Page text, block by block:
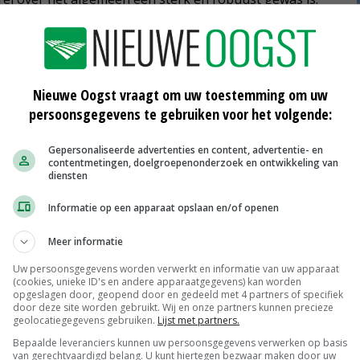
Telers moeten zich de komende jaren vooral
snel een uniform gewas hebt, kom je sneller richting
dit jaar voorgedaan in het Zuidwesten. De slechte
bij de kieming en de opkomst. Op veel
gezorgd en dat geeft meestal lagere
land zijn er minder problemen. In deze teeltgebieden
Noordoost-Nederland hebben telers wel te maken
Over het geheel genomen heeft Sensus de
Nieuwe Oogst vraagt om uw toestemming om uw
persoonsgegevens te gebruiken voor het volgende:
Gepersonaliseerde advertenties en content, advertentie- en
contentmetingen, doelgroepenonderzoek en ontwikkeling van
diensten
Informatie op een apparaat opslaan en/of openen
Meer informatie
Uw persoonsgegevens worden verwerkt en informatie van uw apparaat
(cookies, unieke ID's en andere apparaatgegevens) kan worden
opgeslagen door, geopend door en gedeeld met 4 partners of specifiek
door deze site worden gebruikt. Wij en onze partners kunnen precieze
geolocatiegegevens gebruiken. Lijst met partners.
Bepaalde leveranciers kunnen uw persoonsgegevens verwerken op basis
van gerechtvaardigd belang. U kunt hiertegen bezwaar maken door uw